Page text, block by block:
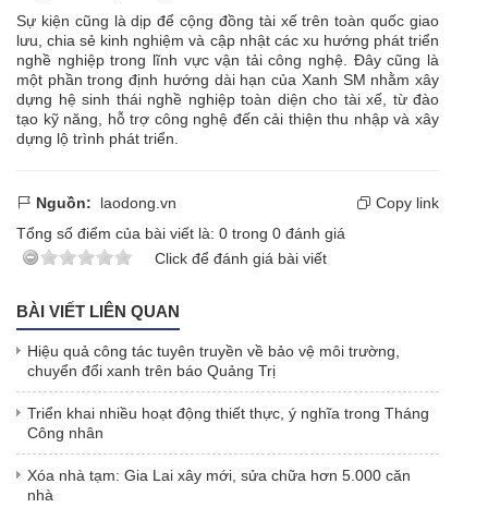
Sự kiện cũng là dịp để cộng đồng tài xế trên toàn quốc giao
lưu, chia sẻ kinh nghiệm và cập nhật các xu hướng phát triển
nghề nghiệp trong lĩnh vực vận tải công nghệ. Đây cũng là
một phần trong định hướng dài hạn của Xanh SM nhằm xây
dựng hệ sinh thái nghề nghiệp toàn diện cho tài xế, từ đào
tạo kỹ năng, hỗ trợ công nghệ đến cải thiện thu nhập và xây
dựng lộ trình phát triển.
Nguồn: laodong.vn
Copy link
Tổng số điểm của bài viết là: 0 trong 0 đánh giá
Click để đánh giá bài viết
BÀI VIẾT LIÊN QUAN
Hiệu quả công tác tuyên truyền về bảo vệ môi trường,
chuyển đổi xanh trên báo Quảng Trị
Triển khai nhiều hoạt động thiết thực, ý nghĩa trong Tháng
Công nhân
Xóa nhà tạm: Gia Lai xây mới, sửa chữa hơn 5.000 căn
nhà